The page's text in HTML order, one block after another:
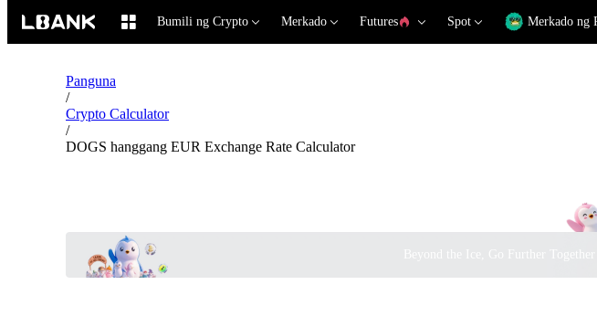
Bumili ng Crypto Merkado Futures Spot Merkado ng
Panguna
/
Crypto Calculator
/
DOGS hanggang EUR Exchange Rate Calculator
Beyond the Ice, Go Further Together